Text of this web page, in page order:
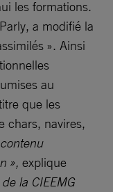
les formations.
a modifié la
». Ainsi
au
que les
chars, navires,
», explique
la CIEEMG